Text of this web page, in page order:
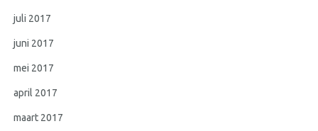
juli 2017
juni 2017
mei 2017
april 2017
maart 2017